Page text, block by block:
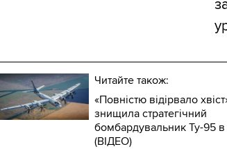
Читайте також:
«Повністю відірвало
знищила стратегічний
бомбардувальник Ту-95 в
(ВІДЕО)